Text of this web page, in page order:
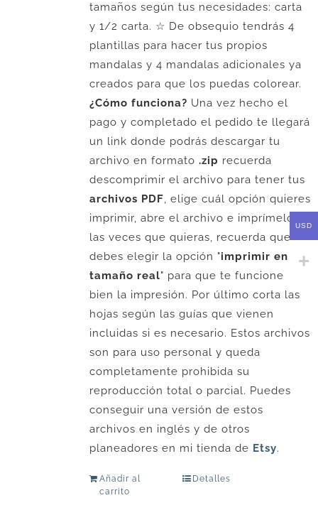
tamaños según tus necesidades: carta
y 1/2 carta. ☆ De obsequio tendrás 4
plantillas para hacer tus propios
mandalas y 4 mandalas adicionales ya
creados para que los puedas colorear.
¿Cómo funciona? Una vez hecho el
pago y completado el pedido te llegará
un link donde podrás descargar tu
archivo en formato .zip recuerda
descomprimir el archivo para tener tus
archivos PDF, elige cuál opción quieres
imprimir, abre el archivo e imprímelo
las veces que quieras, recuerda que
debes elegir la opción "imprimir en
tamaño real" para que te funcione
bien la impresión. Por último corta las
hojas según las guías que vienen
incluidas si es necesario. Estos archivos
son para uso personal y queda
completamente prohibida su
reproducción total o parcial. Puedes
conseguir una versión de estos
archivos en inglés y de otros
planeadores en mi tienda de Etsy.
Añadir al
carrito
Detalles
USD